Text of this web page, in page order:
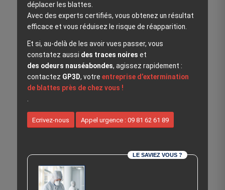
déplacer les blattes.
Avec des experts certifiés, vous obtenez un résultat
efficace et vous réduisez le risque de réapparition.
Et si, au‑delà de les avoir vues passer, vous
constatez aussi des traces noires et
des odeurs nauséabondes, agissez rapidement :
contactez GP3D, votre entreprise d’extermination
de blattes près de chez vous !
Ecrivez-nous Appel urgence : 09 81 62 61 89
LE SAVIEZ VOUS ?